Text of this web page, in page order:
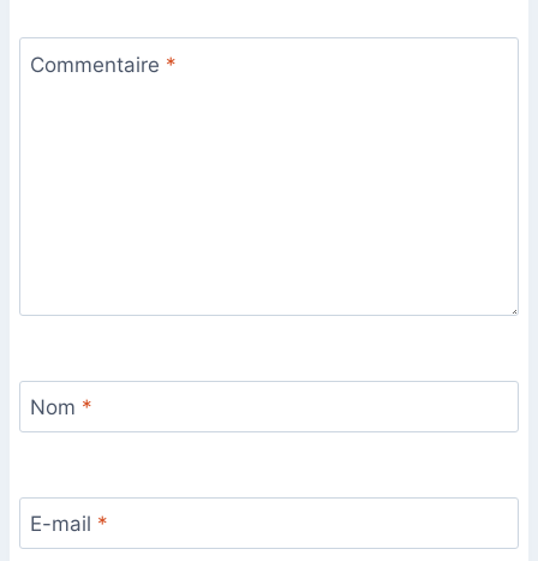
Commentaire *
Nom *
E-mail *